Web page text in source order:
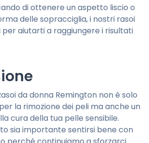
di ottenere un aspetto liscio o
delle sopracciglia, i nostri rasoi
aiutarti a raggiungere i risultati
da donna Remington non è solo
la rimozione dei peli ma anche un
cura della tua pelle sensibile.
sia importante sentirsi bene con